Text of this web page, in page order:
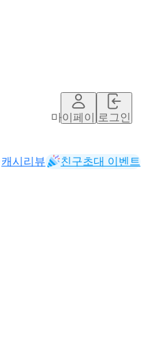
마이페이지로그인
캐시리뷰 친구초대 이벤트